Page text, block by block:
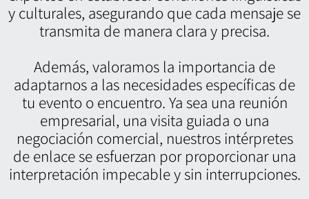
y culturales, asegurando que cada mensaje se
transmita de manera clara y precisa.
Además, valoramos la importancia de
adaptarnos a las necesidades específicas de
tu evento o encuentro. Ya sea una reunión
empresarial, una visita guiada o una
negociación comercial, nuestros intérpretes
de enlace se esfuerzan por proporcionar una
interpretación impecable y sin interrupciones.